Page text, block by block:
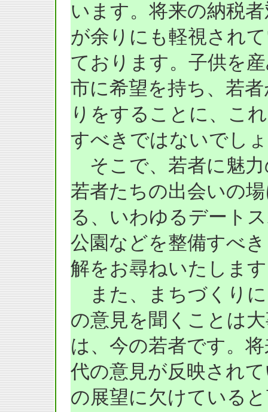
います。将来の納税
が余りにも軽視され
ております。子供を
市に希望を持ち、若
りをすることに、こ
すべきではないでし
そこで、若者に魅
若者たちの出会いの
る、いわゆるデート
公園などを整備すべ
解をお尋ねいたしま
また、まちづくりに
の意見を聞くことは
は、今の若者です。
代の意見が反映され
の展望に欠けている